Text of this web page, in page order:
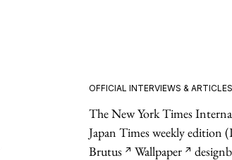
OFFICIAL INTERVIEWS & ARTICLES
The New York Times
Japan Times weekly edition
Brutus ↗︎ Wallpaper ↗︎